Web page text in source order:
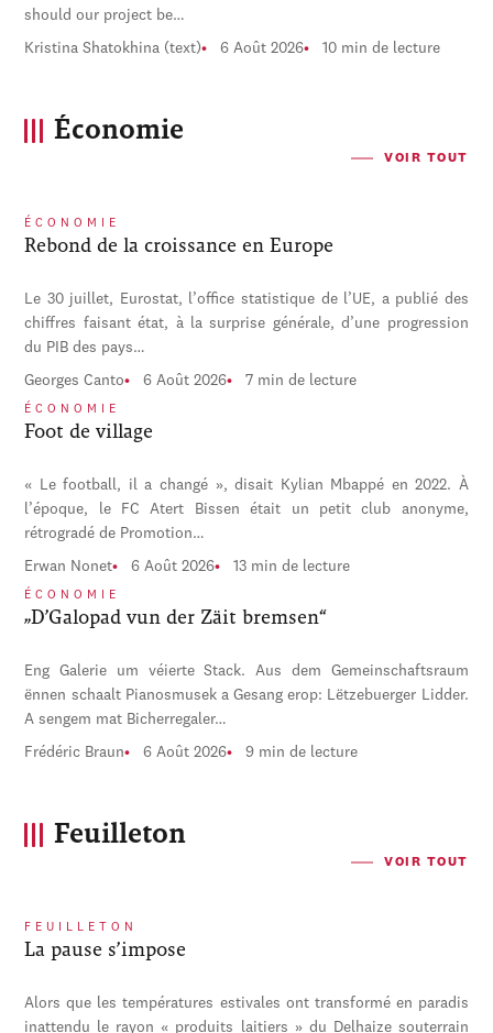
should our project be…
Kristina Shatokhina (text) 6 Août 2026 10 min de lecture
Économie
VOIR TOUT
ÉCONOMIE
Rebond de la croissance en Europe
Le 30 juillet, Eurostat, l’office statistique de l’UE, a publié des
chiffres faisant état, à la surprise générale, d’une progression
du PIB des pays…
Georges Canto 6 Août 2026 7 min de lecture
ÉCONOMIE
Foot de village
« Le football, il a changé », disait Kylian Mbappé en 2022. À
l’époque, le FC Atert Bissen était un petit club anonyme,
rétrogradé de Promotion…
Erwan Nonet 6 Août 2026 13 min de lecture
ÉCONOMIE
„D’Galopad vun der Zäit bremsen“
Eng Galerie um véierte Stack. Aus dem Gemeinschaftsraum
ënnen schaalt Pianosmusek a Gesang erop: Lëtzebuerger Lidder.
A sengem mat Bicherregaler…
Frédéric Braun 6 Août 2026 9 min de lecture
Feuilleton
VOIR TOUT
FEUILLETON
La pause s’impose
Alors que les températures estivales ont transformé en paradis
inattendu le rayon « produits laitiers » du Delhaize souterrain